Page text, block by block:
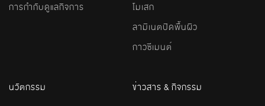
การกำกับดูแลกิจการ
โมเสก
ลามิเนตปิดพื้นผิว
กาวซีเมนต์
นวัตกรรม ข่าวสาร & กิจกรรม